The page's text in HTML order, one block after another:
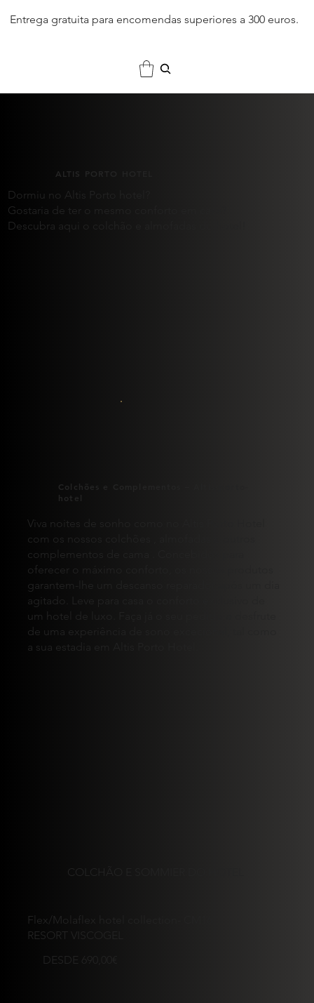
Entrega gratuita para encomendas superiores a 300 euros.
Colchões e Complementos – Altis-porto-
hotel
Viva noites de sonho como no Altis Porto Hotel
com os nossos colchões , almofadas e outros
complementos de cama . Concebidos para
oferecer o máximo conforto, os nossos produtos
garantem-lhe um descanso reparador após um dia
agitado. Leve para casa o conforto exclusivo de
um hotel de luxo. Faça já o seu pedido e desfrute
de uma experiência de sono excecional, tal como
a sua estadia em Altis Porto Hotel.
ALTIS PORTO HOTEL
Dormiu no Altis Porto hotel?
Gostaria de ter o mesmo conforto em casa?
Descubra aqui o colchão e almofadas do hotel!
COLCHÃO E SOMMIER DO HOTEL
Flex/Molaflex hotel collection- CM16
RESORT VISCOGEL
DESDE 690,00€